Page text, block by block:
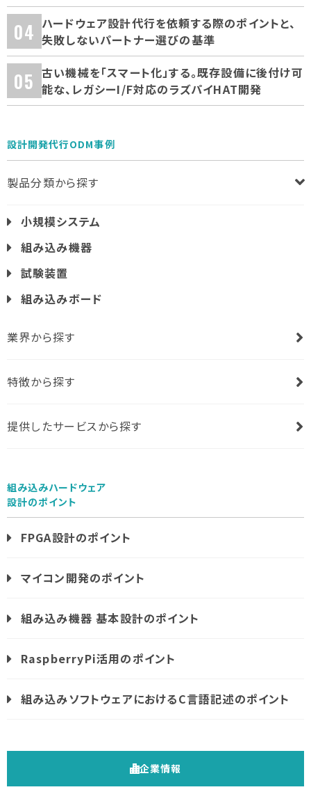
ハードウェア設計代行を依頼する際のポイントと、
失敗しないパートナー選びの基準
古い機械を「スマート化」する。既存設備に後付け可
能な、レガシーI/F対応のラズパイHAT開発
設計開発代行ODM事例
製品分類から探す
小規模システム
組み込み機器
試験装置
組み込みボード
業界から探す
特徴から探す
提供したサービスから探す
組み込みハードウェア
設計のポイント
FPGA設計のポイント
マイコン開発のポイント
組み込み機器 基本設計のポイント
RaspberryPi活用のポイント
組み込みソフトウェアにおけるC言語記述のポイント
企業情報